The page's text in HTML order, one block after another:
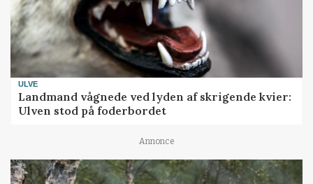
ULVE
Landmand vågnede ved lyden af skrigende kvier:
Ulven stod på foderbordet
Annonce